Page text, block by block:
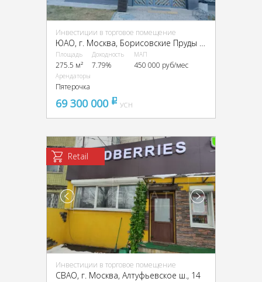
Инвестиции в торговое помещение
Площадь
275.5 м²
Доходность
7.79%
МАП
450 000 руб/мес
Арендаторы
Пятерочка
69 300 000 pуб
УСН
Retail
Инвестиции в торговое помещение
CВАО, г. Москва, Алтуфьевское ш., 14